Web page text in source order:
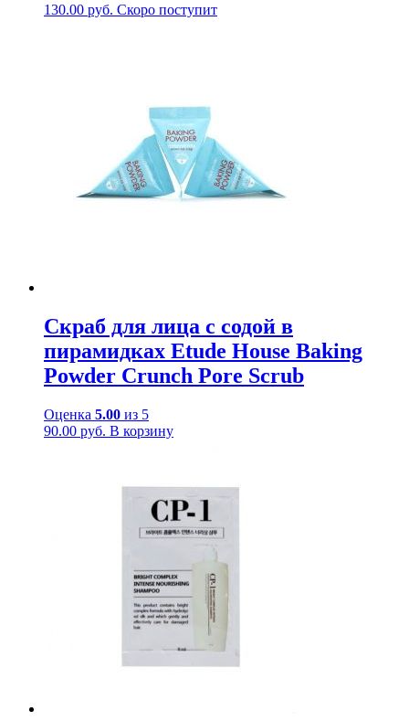
130.00 руб. Скоро поступит
Скраб для лица с содой в
пирамидках Etude House Baking
Powder Crunch Pore Scrub
Оценка 5.00 из 5
90.00 руб. В корзину